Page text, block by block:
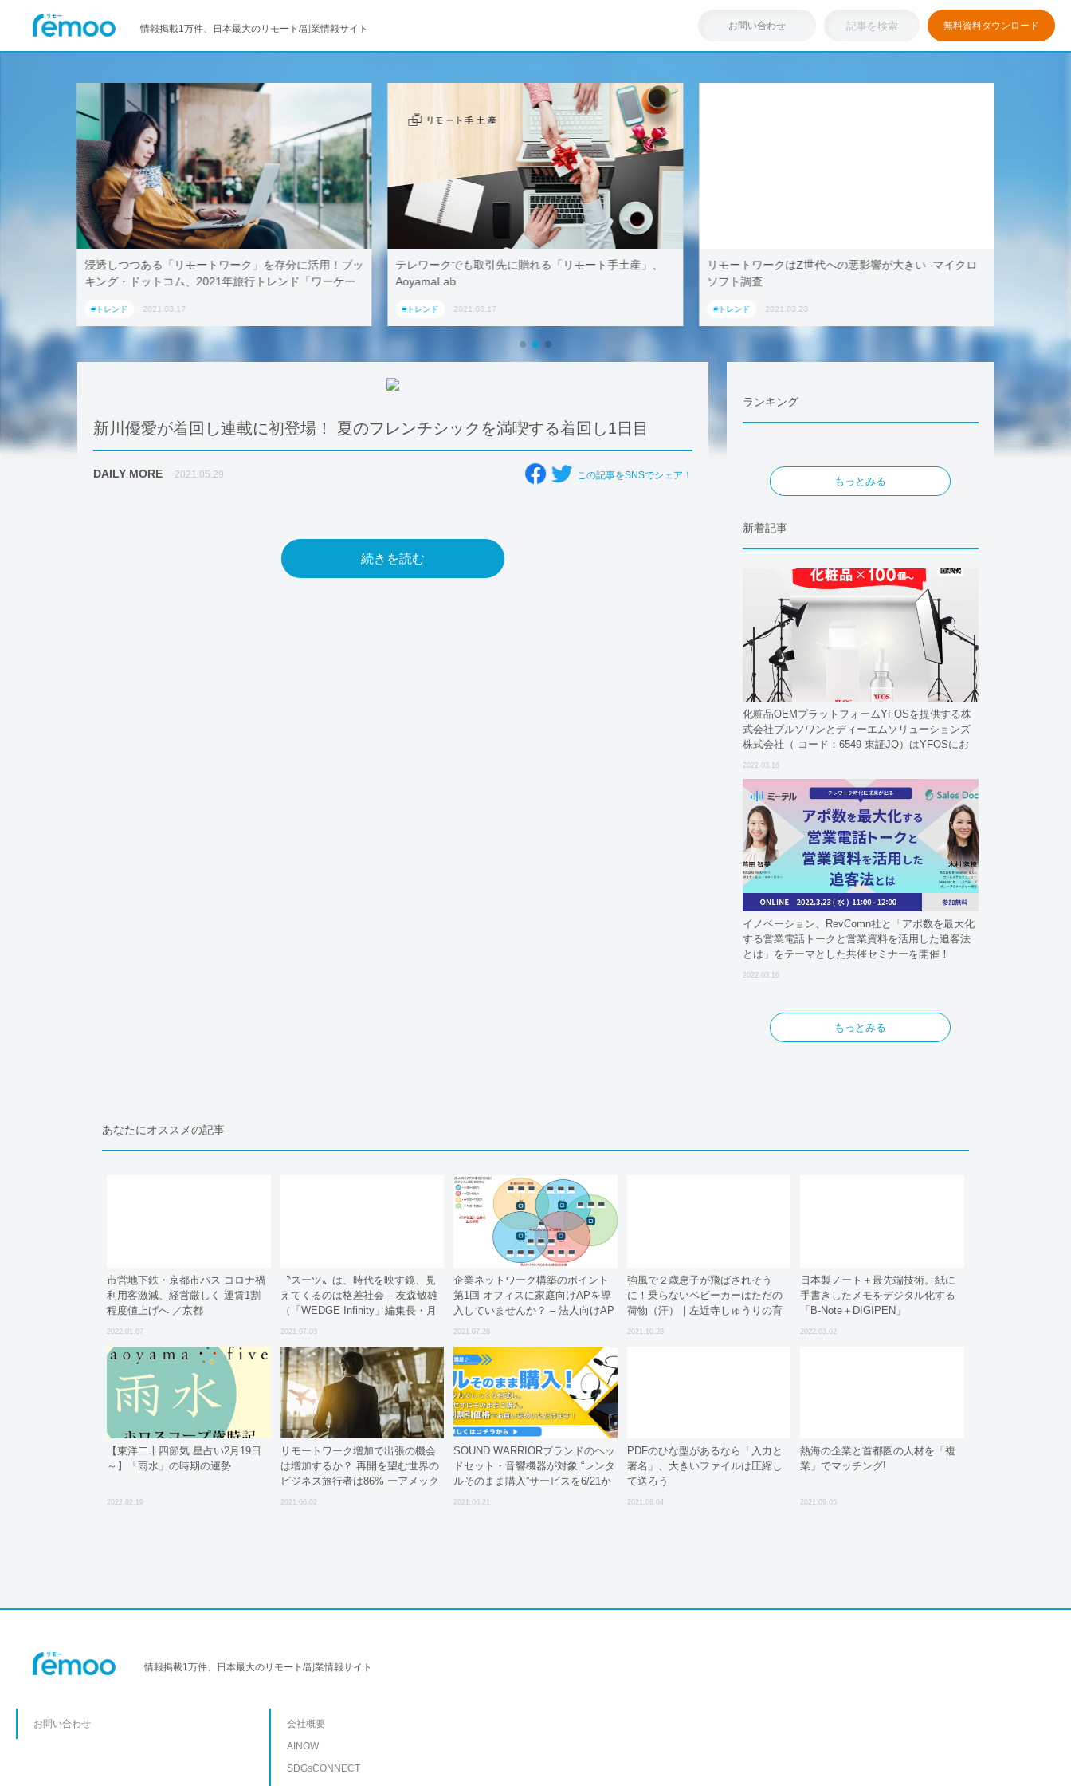
情報掲載1万件、日本最大のリモート/副業情報サイト お問い合わせ 無料資料ダウンロード
浸透しつつある「リモートワーク」を存分に活用！ブッ
キング・ドットコム、2021年旅行トレンド「ワーケー
#トレンド 2021.03.17
テレワークでも取引先に贈れる「リモート手土産」、
AoyamaLab
#トレンド 2021.03.17
リモートワークはZ世代への悪影響が大きい–マイクロ
ソフト調査
#トレンド 2021.03.23
新川優愛が着回し連載に初登場！ 夏のフレンチシックを満喫する着回し1日目
DAILY MORE 2021.05.29 この記事をSNSでシェア！
続きを読む
ランキング
もっとみる
新着記事
化粧品OEMプラットフォームYFOSを提供する株
式会社プルソワンとディーエムソリューションズ
株式会社（ コード：6549 東証JQ）はYFOSにお
2022.03.16
イノベーション、RevComn社と「アポ数を最大化
する営業電話トークと営業資料を活用した追客法
とは」をテーマとした共催セミナーを開催！
2022.03.16
もっとみる
あなたにオススメの記事
市営地下鉄・京都市バス コロナ禍
利用客激減、経営厳しく 運賃1割
程度値上げへ ／京都
2022.01.07
〝スーツ〟は、時代を映す鏡、見
えてくるのは格差社会 – 友森敏雄
（「WEDGE Infinity」編集長・月
2021.07.03
企業ネットワーク構築のポイント
第1回 オフィスに家庭向けAPを導
入していませんか？ – 法人向けAP
2021.07.28
強風で２歳息子が飛ばされそう
に！乗らないベビーカーはただの
荷物（汗）｜左近寺しゅうりの育
2021.10.28
日本製ノート＋最先端技術。紙に
手書きしたメモをデジタル化する
「B-Note＋DIGIPEN」
2022.03.02
【東洋二十四節気 星占い2月19日
～】「雨水」の時期の運勢
2022.02.19
リモートワーク増加で出張の機会
は増加するか？ 再開を望む世界の
ビジネス旅行者は86% ーアメック
ス調査
2021.06.02
SOUND WARRIORブランドのヘッ
ドセット・音響機器が対象 “レンタ
ルそのまま購入”サービスを6/21か
ら開始
2021.06.21
PDFのひな型があるなら「入力と
署名」、大きいファイルは圧縮し
て送ろう
2021.08.04
熱海の企業と首都圏の人材を「複
業」でマッチング!
2021.09.05
情報掲載1万件、日本最大のリモート/副業情報サイト
お問い合わせ
会社概要
AINOW
SDGsCONNECT